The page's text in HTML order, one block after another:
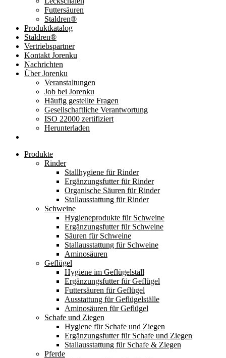
Futtersäuren
Staldren®
Produktkatalog
Staldren®
Vertriebspartner
Kontakt Jorenku
Nachrichten
Über Jorenku
Veranstaltungen
Job bei Jorenku
Häufig gestellte Fragen
Gesellschaftliche Verantwortung
ISO 22000 zertifiziert
Herunterladen
Produkte
Rinder
Stallhygiene für Rinder
Ergänzungsfutter für Rinder
Organische Säuren für Rinder
Stallausstattung für Rinder
Schweine
Hygieneprodukte für Schweine
Ergänzungsfutter für Schweine
Säuren für Schweine
Stallausstattung für Schweine
Aminosäuren
Geflügel
Hygiene im Geflügelstall
Ergänzungsfutter für Geflügel
Futtersäuren für Geflügel
Ausstattung für Geflügelställe
Aminosäuren für Geflügel
Schafe und Ziegen
Hygiene für Schafe und Ziegen
Ergänzungsfutter für Schafe und Ziegen
Stallausstattung für Schafe & Ziegen
Pferde